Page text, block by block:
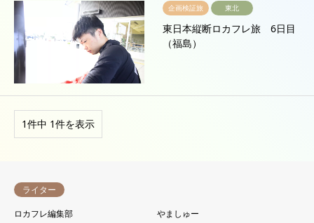
企画検証旅 東北
東日本縦断ロカフレ旅 6日目
（福島）
1件中 1件を表示
ライター
ロカフレ編集部
やましゅー